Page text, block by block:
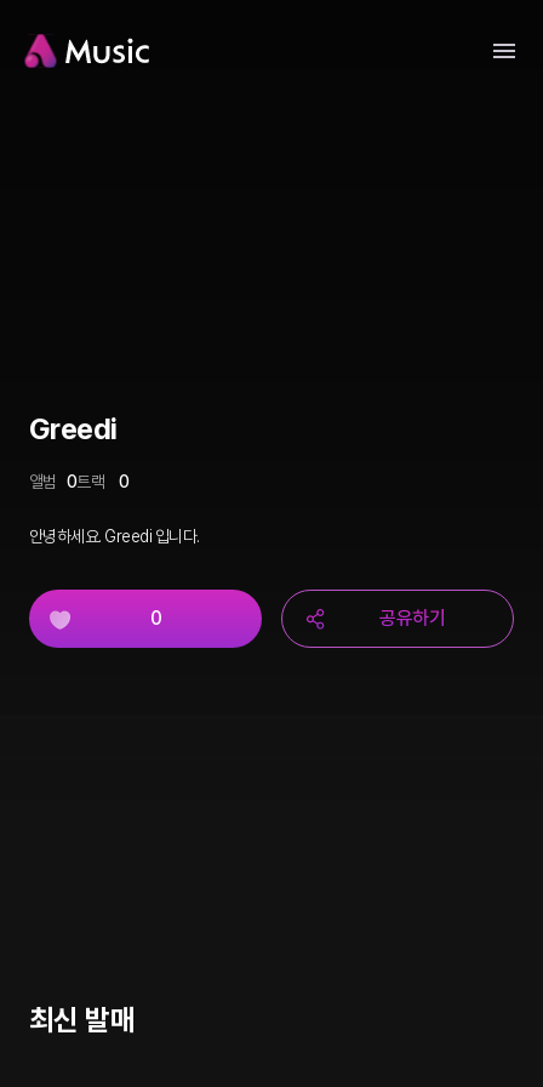
Greedi
앨범 0트랙 0
안녕하세요. Greedi 입니다.
0 공유하기
최신 발매